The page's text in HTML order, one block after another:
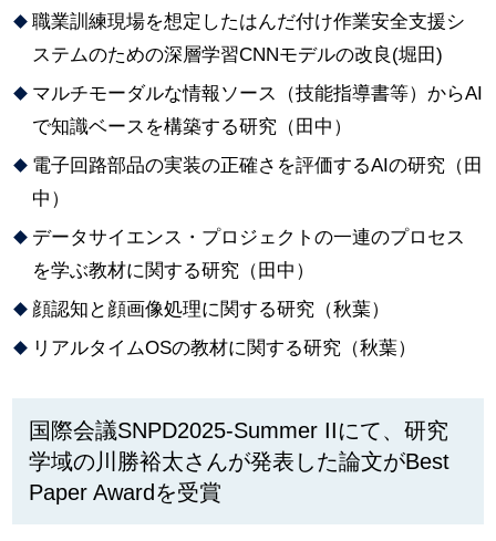
職業訓練現場を想定したはんだ付け作業安全支援シ
ステムのための深層学習CNNモデルの改良(堀田)
マルチモーダルな情報ソース（技能指導書等）からAI
で知識ベースを構築する研究（田中）
電子回路部品の実装の正確さを評価するAIの研究（田
中）
データサイエンス・プロジェクトの一連のプロセス
を学ぶ教材に関する研究（田中）
顔認知と顔画像処理に関する研究（秋葉）
リアルタイムOSの教材に関する研究（秋葉）
国際会議SNPD2025-Summer IIにて、研究
学域の川勝裕太さんが発表した論文がBest
Paper Awardを受賞